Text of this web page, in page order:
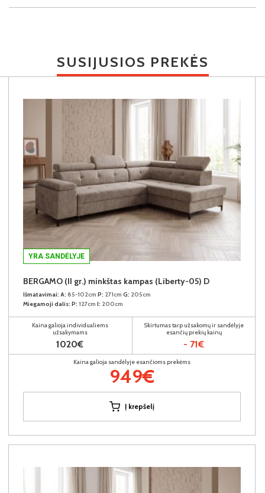
SUSIJUSIOS PREKĖS
YRA SANDĖLYJE
BERGAMO (II gr.) minkštas kampas (Liberty-05) D
Išmatavimai: A: 85-102cm P: 271cm G: 205cm
Miegamoji dalis: P: 127cm I: 200cm
Kaina galioja individualiems
užsakymams
1020€
Skirtumas tarp užsakomų ir sandėlyje
esančių prekių kainų
- 71€
Kaina galioja sandėlyje esančioms prekėms
949€
Į krepšelį